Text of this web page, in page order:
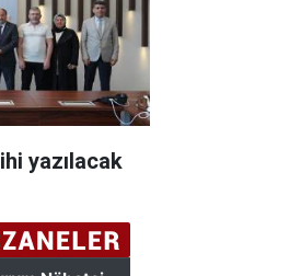
yazılacak